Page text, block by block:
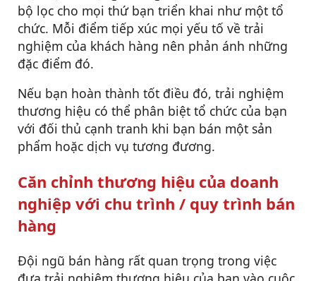
bộ lọc cho mọi thứ bạn triển khai như một tổ
chức. Mỗi điểm tiếp xúc mọi yếu tố về trải
nghiệm của khách hàng nên phản ánh những
đặc điểm đó.
Nếu bạn hoàn thành tốt điều đó, trải nghiệm
thương hiệu có thể phân biệt tổ chức của bạn
với đối thủ cạnh tranh khi bạn bán một sản
phẩm hoặc dịch vụ tương đương.
Căn chỉnh thương hiệu của doanh
nghiệp với chu trình / quy trình bán
hàng
Đội ngũ bán hàng rất quan trọng trong việc